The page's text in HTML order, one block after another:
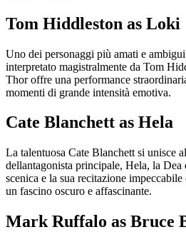
Tom Hiddleston as Loki
Uno dei personaggi più amati e
interpretato magistralmente da Tom
Thor offre una performance
momenti di grande intensità emotiva.
Cate Blanchett as Hela
La talentuosa Cate Blanchett si unisce
dellantagonista principale, Hela, la Dea
scenica e la sua recitazione
un fascino oscuro e affascinante.
Mark Ruffalo as Bruce